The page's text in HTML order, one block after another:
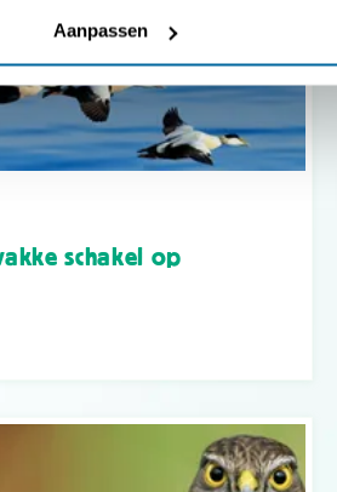
Aanpassen
schakel op